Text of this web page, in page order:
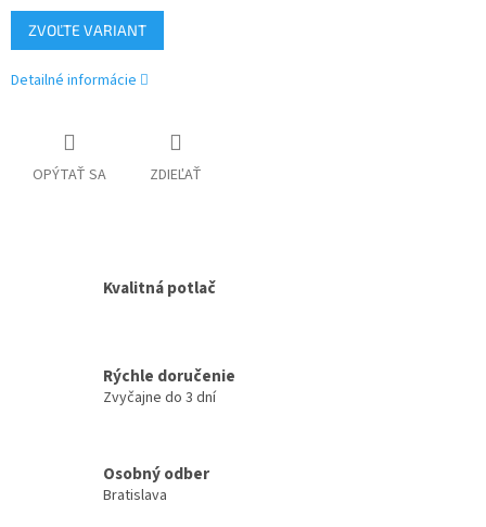
Jednotková
cena:
ZVOĽTE VARIANT
Detailné informácie
OPÝTAŤ SA ZDIEĽAŤ
Kvalitná potlač
Rýchle doručenie
Zvyčajne do 3 dní
Osobný odber
Bratislava